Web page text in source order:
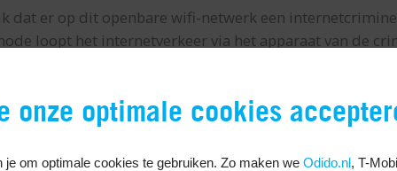
dat er op dit openbare wifi-netwerk een
loopt het internetverkeer via het apparaat van de
zelf een openbaar wifi-netwerk beschikbaar stellen voor
je
waarop internetcriminelen actief zijn, loop je een
onze optimale cookies
je om optimale cookies te gebruiken. Zo maken we Odido.nl, T-